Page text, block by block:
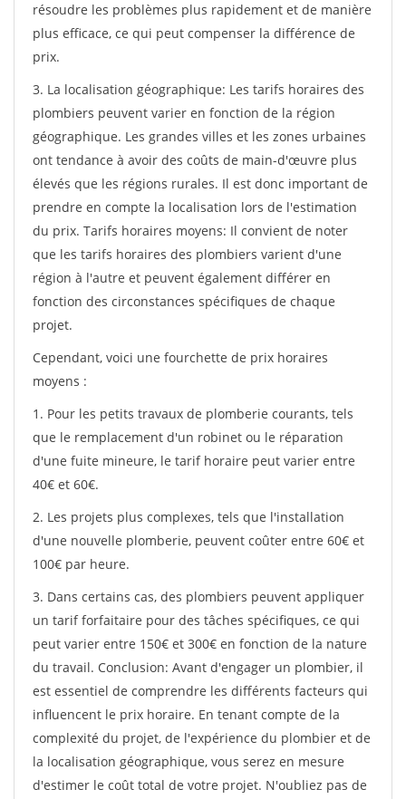
résoudre les problèmes plus rapidement et de manière
plus efficace, ce qui peut compenser la différence de
prix.
3. La localisation géographique: Les tarifs horaires des
plombiers peuvent varier en fonction de la région
géographique. Les grandes villes et les zones urbaines
ont tendance à avoir des coûts de main-d'œuvre plus
élevés que les régions rurales. Il est donc important de
prendre en compte la localisation lors de l'estimation
du prix. Tarifs horaires moyens: Il convient de noter
que les tarifs horaires des plombiers varient d'une
région à l'autre et peuvent également différer en
fonction des circonstances spécifiques de chaque
projet.
Cependant, voici une fourchette de prix horaires
moyens :
1. Pour les petits travaux de plomberie courants, tels
que le remplacement d'un robinet ou le réparation
d'une fuite mineure, le tarif horaire peut varier entre
40€ et 60€.
2. Les projets plus complexes, tels que l'installation
d'une nouvelle plomberie, peuvent coûter entre 60€ et
100€ par heure.
3. Dans certains cas, des plombiers peuvent appliquer
un tarif forfaitaire pour des tâches spécifiques, ce qui
peut varier entre 150€ et 300€ en fonction de la nature
du travail. Conclusion: Avant d'engager un plombier, il
est essentiel de comprendre les différents facteurs qui
influencent le prix horaire. En tenant compte de la
complexité du projet, de l'expérience du plombier et de
la localisation géographique, vous serez en mesure
d'estimer le coût total de votre projet. N'oubliez pas de